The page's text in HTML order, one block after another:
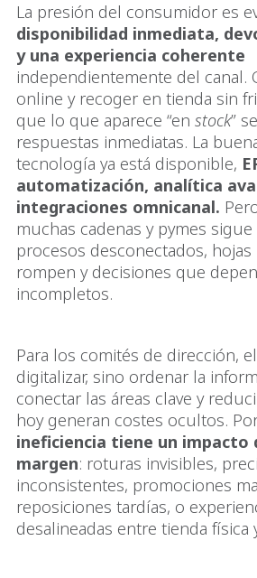
La presión del consumidor es
disponibilidad inmediata,
y una experiencia coherente
independientemente del canal.
online y recoger en tienda sin
que lo que aparece “en stock”
respuestas inmediatas. La
tecnología ya está disponible,
automatización, analítica
integraciones omnicanal.
muchas cadenas y pymes
procesos desconectados, hojas
rompen y decisiones que
incompletos.
Para los comités de dirección,
digitalizar, sino ordenar la
conectar las áreas clave y
hoy generan costes ocultos.
ineficiencia tiene un impacto
margen: roturas invisibles,
inconsistentes, promociones
reposiciones tardías, o
desalineadas entre tienda física